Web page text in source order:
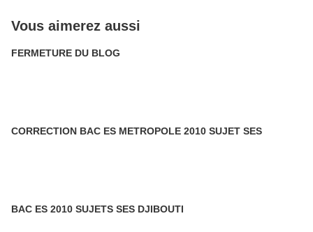
Vous aimerez aussi
FERMETURE DU BLOG
CORRECTION BAC ES METROPOLE 2010 SUJET SES
BAC ES 2010 SUJETS SES DJIBOUTI